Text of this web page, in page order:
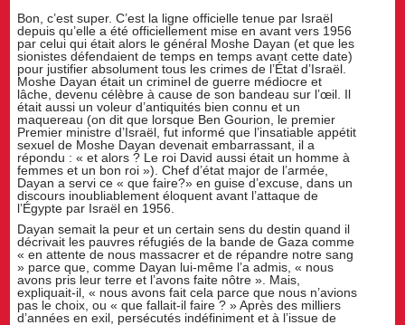
Bon, c’est super. C’est la ligne officielle tenue par Israël
depuis qu’elle a été officiellement mise en avant vers 1956
par celui qui était alors le général Moshe Dayan (et que les
sionistes défendaient de temps en temps avant cette date)
pour justifier absolument tous les crimes de l’État d’Israël.
Moshe Dayan était un criminel de guerre médiocre et
lâche, devenu célèbre à cause de son bandeau sur l’œil. Il
était aussi un voleur d’antiquités bien connu et un
maquereau (on dit que lorsque Ben Gourion, le premier
Premier ministre d’Israël, fut informé que l’insatiable appétit
sexuel de Moshe Dayan devenait embarrassant, il a
répondu : « et alors ? Le roi David aussi était un homme à
femmes et un bon roi »). Chef d’état major de l’armée,
Dayan a servi ce « que faire?» en guise d’excuse, dans un
discours inoubliablement éloquent avant l’attaque de
l’Égypte par Israël en 1956.
Dayan semait la peur et un certain sens du destin quand il
décrivait les pauvres réfugiés de la bande de Gaza comme
« en attente de nous massacrer et de répandre notre sang
» parce que, comme Dayan lui-même l’a admis, « nous
avons pris leur terre et l’avons faite nôtre ». Mais,
expliquait-il, « nous avons fait cela parce que nous n’avions
pas le choix, ou « que fallait-il faire ? » Après des milliers
d’années en exil, persécutés indéfiniment et à l’issue de